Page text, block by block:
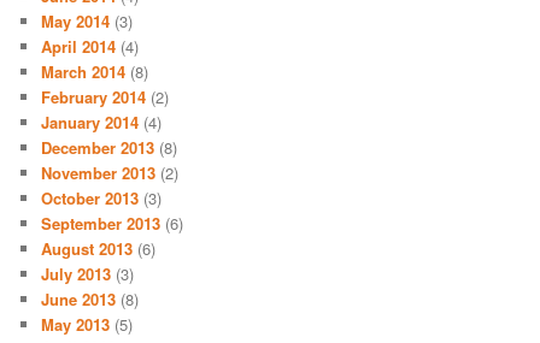
May 2014 (3)
April 2014 (4)
March 2014 (8)
February 2014 (2)
January 2014 (4)
December 2013 (8)
November 2013 (2)
October 2013 (3)
September 2013 (6)
August 2013 (6)
July 2013 (3)
June 2013 (8)
May 2013 (5)